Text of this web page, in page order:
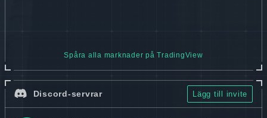
Spåra alla marknader på TradingView
Discord-servrar Lägg till invite